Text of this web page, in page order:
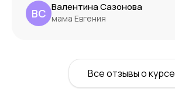
ВС Валентина Сазонова
мама Евгения
Все отзывы о курсе